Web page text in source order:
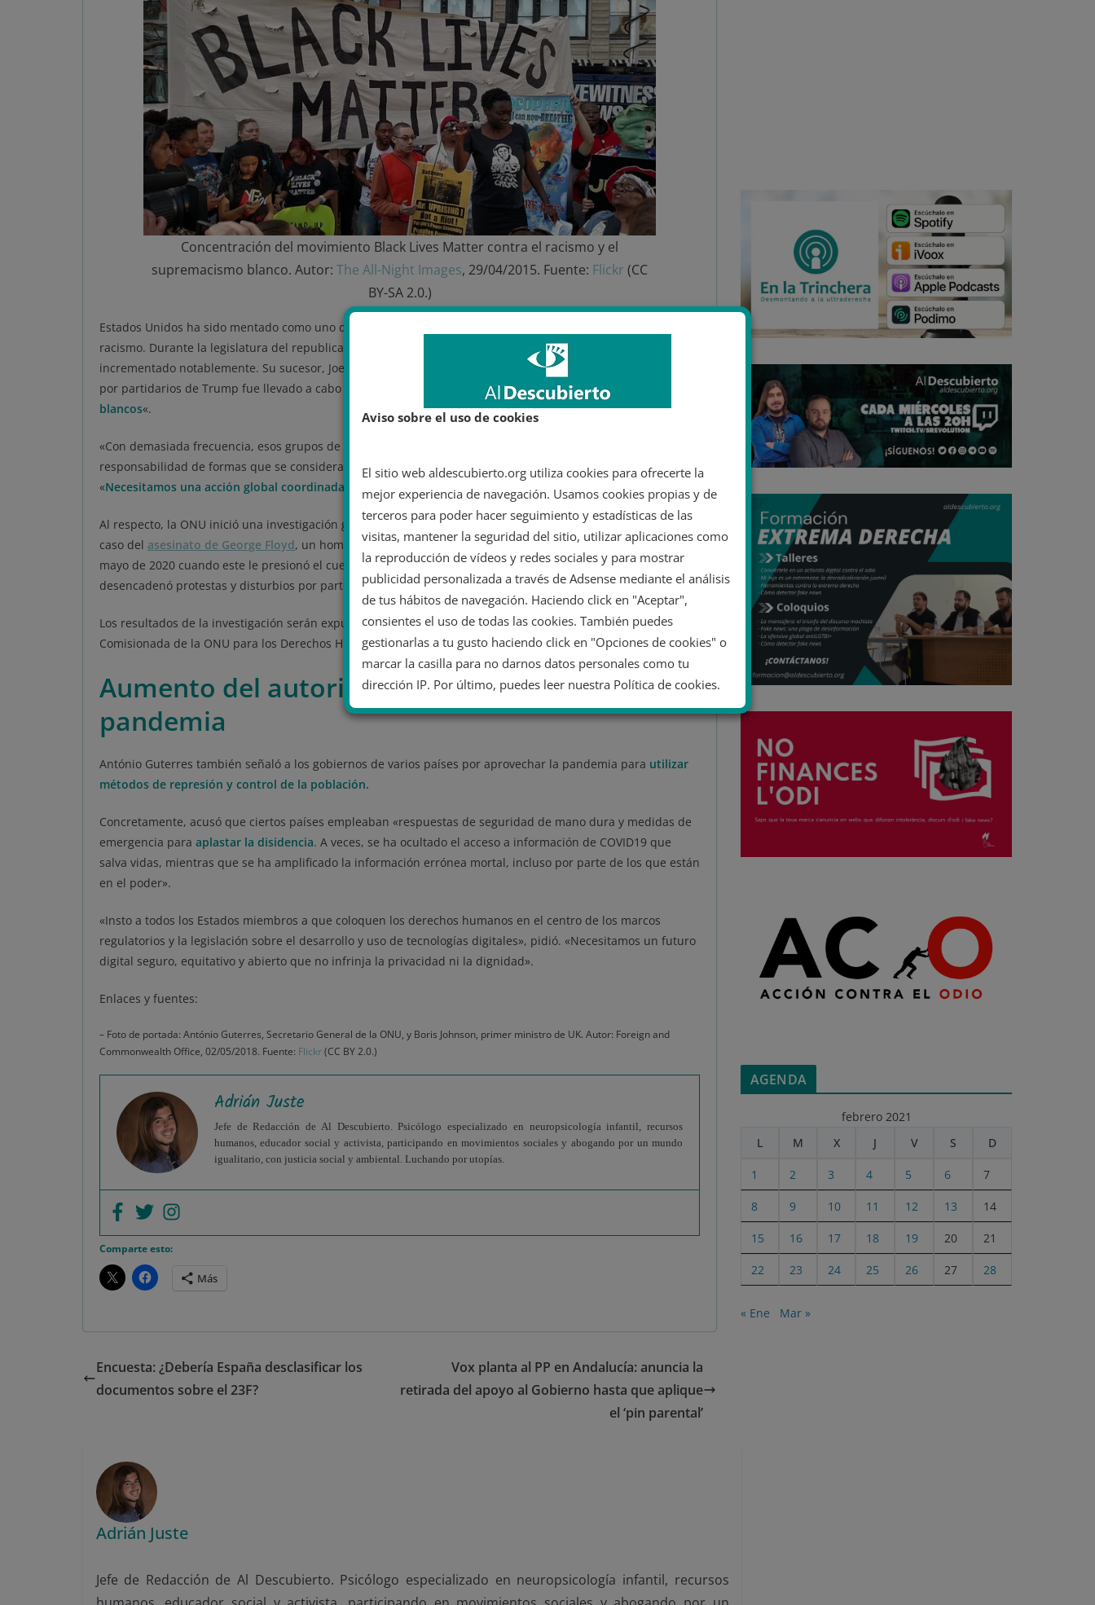
Concentración del movimiento Black Lives Matter contra el racismo y el
supremacismo blanco. Autor: The All-Night Images, 29/04/2015. Fuente: Flickr (CC
BY-SA 2.0.)
Estados Unidos ha sido mentado como uno de los países donde más problemas ha provocado el aumento del
racismo. Durante la legislatura del republicano Donald Trump, la crispación y la polarización social se han
incrementado notablemente. Su sucesor, Joe Biden,
el asedio del 6 de enero al Capitolio
por partidarios de Trump fue llevado a cabo por «matones, insurrectos, extremistas políticos y
blancos«.
«Con demasiada frecuencia, esos grupos de odio son aclamados por personas en posiciones de
responsabilidad de formas que se consideraban inimaginables no hace mucho», acusó Guterres.
«Necesitamos una acción global coordinada para vencer este grave y creciente peligro».
Al respecto, la ONU inició una investigación global sobre el racismo estructural de Estados Unidos tras el
caso del asesinato de George Floyd, un hombre negro, a manos de un policía blanco en Minneapolis en
mayo de 2020 cuando este le presionó el cuello con la rodilla durante unos diez minutos, lo que
desencadenó protestas y disturbios por parte del movimientoantirracista Black Lives Matter.
Los resultados de la investigación serán expuestos el próximo 18 de marzo porMichelle Bachelet , la Alta
Comisionada de la ONU para los Derechos Humanos.
Aumento del autoritarismo durante la
pandemia
António Guterres también señaló a los gobiernos de varios países por aprovechar la pandemia para utilizar
métodos de represión y control de la población.
Concretamente, acusó que ciertos países empleaban «respuestas de seguridad de mano dura y medidas de
emergencia para aplastar la disidencia. A veces, se ha ocultado el acceso a información de COVID19 que
salva vidas, mientras que se ha amplificado la información errónea mortal, incluso por parte de los que están
en el poder».
«Insto a todos los Estados miembros a que coloquen los derechos humanos en el centro de los marcos
regulatorios y la legislación sobre el desarrollo y uso de tecnologías digitales», pidió. «Necesitamos un futuro
digital seguro, equitativo y abierto que no infrinja la privacidad ni la dignidad».
Enlaces y fuentes:
– Foto de portada: António Guterres, Secretario General de la ONU, y Boris Johnson, primer ministro de UK. Autor: Foreign and
Commonwealth Office, 02/05/2018. Fuente: Flickr(CC BY 2.0.)
Adrián Juste
Jefe de Redacción de Al Descubierto. Psicólogo especializado en neuropsicología infantil, recursos
humanos, educador social y activista, participando en movimientos sociales y abogando por un mundo
igualitario, con justicia social y ambiental. Luchando por utopías.
Comparte esto:
Más
Encuesta: ¿Debería España desclasificar los
documentos sobre el 23F?
Vox planta al PP en Andalucía: anuncia la
retirada del apoyo al Gobierno hasta que aplique
el ‘pin parental’
Adrián Juste
Jefe de Redacción de Al Descubierto. Psicólogo especializado en neuropsicología infantil, recursos
AGENDA
febrero 2021
L
M X J V S D
1 2 3 4 5 6 7
8 9 10 11 12 13 14
15 16 17 18 19 20 21
22 23 24 25 26 27 28
« Ene Mar »
Aviso sobre el uso de cookies
El sitio web aldescubierto.org utiliza cookies para ofrecerte la
mejor experiencia de navegación. Usamos cookies propias y de
terceros para poder hacer seguimiento y estadísticas de las
visitas, mantener la seguridad del sitio, utilizar aplicaciones como
la reproducción de vídeos y redes sociales y para mostrar
publicidad personalizada a través de Adsense mediante el análisis
de tus hábitos de navegación. Haciendo click en "Aceptar",
consientes el uso de todas las cookies. También puedes
gestionarlas a tu gusto haciendo click en "Opciones de cookies" o
marcar la casilla para no darnos datos personales como tu
dirección IP. Por último, puedes leer nuestra Política de cookies.
.
Rechazar cookies Política de cookies